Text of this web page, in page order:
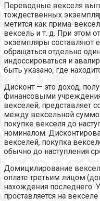
Переводные векселя
тождественных
метится как прима-
вексель и т. д. При этом
экземпляры составляют
обращаться отдельно
индоссироваться и
быть указано, где
Дисконт — это доход,
финансовыми
векселей; представляет
между вексельной
покупке векселя до
номиналом.
векселей, покупка
обычно до наступления
Домицилирование
оплате третьим лицом
нахождения последнего.
проставляется на